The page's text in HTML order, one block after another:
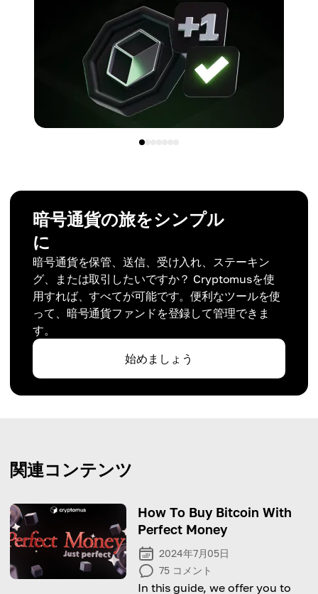
暗号通貨の旅をシンプル
に
暗号通貨を保管、送信、受け入れ、ステーキン
グ、または取引したいですか？ Cryptomusを使
用すれば、すべてが可能です。便利なツールを使
って、暗号通貨ファンドを登録して管理できま
す。
始めましょう
関連コンテンツ
How To Buy Bitcoin With
Perfect Money
2024年7月05日
75 コメント
In this guide, we offer you to